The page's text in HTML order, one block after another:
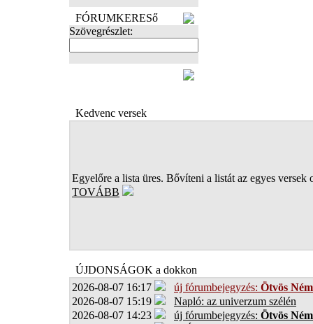
FÓRUMKERESő
Szövegrészlet:
Kedvenc versek
Egyelőre a lista üres. Bővíteni a listát az egyes versek
TOVÁBB
ÚJDONSÁGOK a dokkon
2026-08-07 16:17
új fórumbejegyzés: Ötvös
2026-08-07 15:19
Napló: az univerzum szélén
2026-08-07 14:23
új fórumbejegyzés: Ötvös